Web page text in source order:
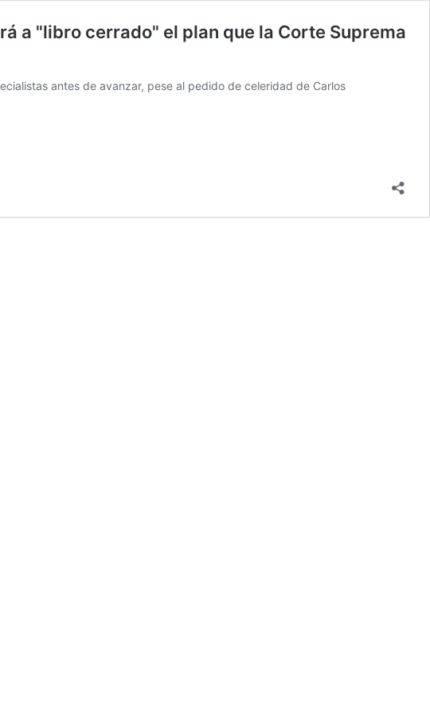
a "libro cerrado" el plan que la Corte Suprema
antes de avanzar, pese al pedido de celeridad de Carlos